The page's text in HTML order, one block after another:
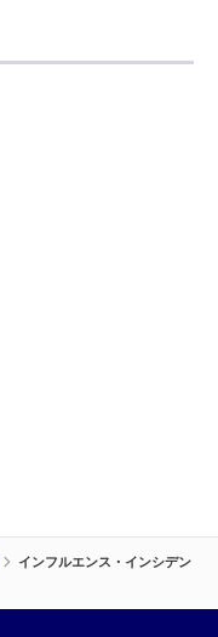
インフルエンス・インシデン